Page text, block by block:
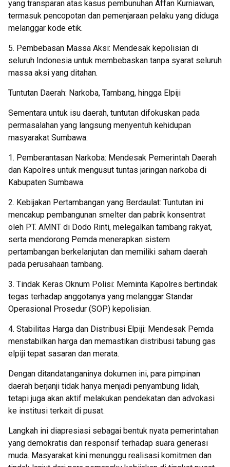
yang transparan atas kasus pembunuhan Affan Kurniawan,
termasuk pencopotan dan pemenjaraan pelaku yang diduga
melanggar kode etik.
5. Pembebasan Massa Aksi: Mendesak kepolisian di
seluruh Indonesia untuk membebaskan tanpa syarat seluruh
massa aksi yang ditahan.
Tuntutan Daerah: Narkoba, Tambang, hingga Elpiji
Sementara untuk isu daerah, tuntutan difokuskan pada
permasalahan yang langsung menyentuh kehidupan
masyarakat Sumbawa:
1. Pemberantasan Narkoba: Mendesak Pemerintah Daerah
dan Kapolres untuk mengusut tuntas jaringan narkoba di
Kabupaten Sumbawa.
2. Kebijakan Pertambangan yang Berdaulat: Tuntutan ini
mencakup pembangunan smelter dan pabrik konsentrat
oleh PT. AMNT di Dodo Rinti, melegalkan tambang rakyat,
serta mendorong Pemda menerapkan sistem
pertambangan berkelanjutan dan memiliki saham daerah
pada perusahaan tambang.
3. Tindak Keras Oknum Polisi: Meminta Kapolres bertindak
tegas terhadap anggotanya yang melanggar Standar
Operasional Prosedur (SOP) kepolisian.
4. Stabilitas Harga dan Distribusi Elpiji: Mendesak Pemda
menstabilkan harga dan memastikan distribusi tabung gas
elpiji tepat sasaran dan merata.
Dengan ditandatanganinya dokumen ini, para pimpinan
daerah berjanji tidak hanya menjadi penyambung lidah,
tetapi juga akan aktif melakukan pendekatan dan advokasi
ke institusi terkait di pusat.
Langkah ini diapresiasi sebagai bentuk nyata pemerintahan
yang demokratis dan responsif terhadap suara generasi
muda. Masyarakat kini menunggu realisasi komitmen dan